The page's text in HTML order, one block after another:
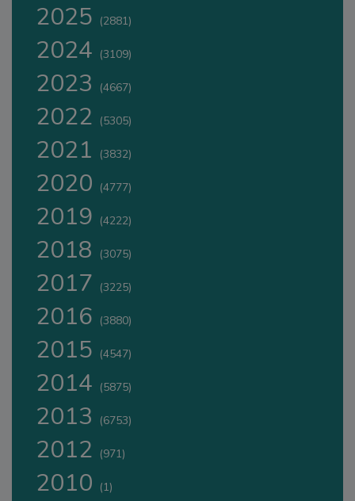
2025 (2881)
2024 (3109)
2023 (4667)
2022 (5305)
2021 (3832)
2020 (4777)
2019 (4222)
2018 (3075)
2017 (3225)
2016 (3880)
2015 (4547)
2014 (5875)
2013 (6753)
2012 (971)
2010 (1)